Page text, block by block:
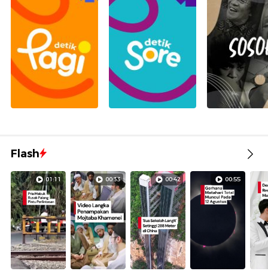
Flash
01:11 00:33 00:42 00:55